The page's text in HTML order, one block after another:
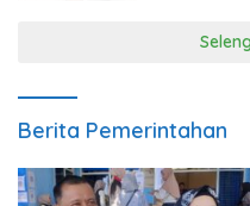
Berita Pemerintahan